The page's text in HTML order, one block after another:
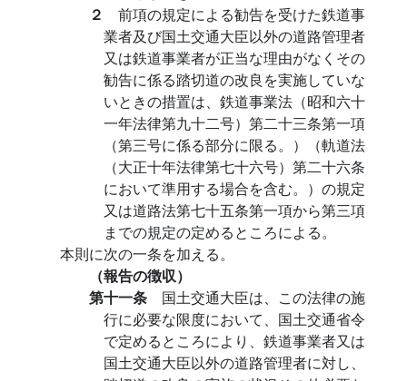
２ 前項の規定による勧告を受けた鉄道事
業者及び国土交通大臣以外の道路管理者
又は鉄道事業者が正当な理由がなくその
勧告に係る踏切道の改良を実施していな
いときの措置は、鉄道事業法（昭和六十
一年法律第九十二号）第二十三条第一項
（第三号に係る部分に限る。）（軌道法
（大正十年法律第七十六号）第二十六条
において準用する場合を含む。）の規定
又は道路法第七十五条第一項から第三項
までの規定の定めるところによる。
本則に次の一条を加える。
（報告の徴収）
第十一条 国土交通大臣は、この法律の施
行に必要な限度において、国土交通省令
で定めるところにより、鉄道事業者又は
国土交通大臣以外の道路管理者に対し、